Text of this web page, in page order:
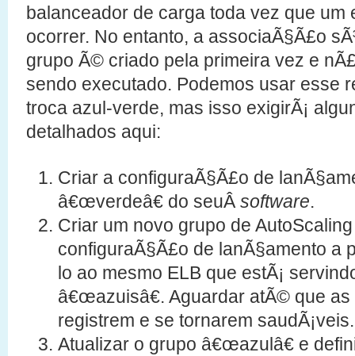
balanceador de carga toda vez que um
ocorrer. No entanto, a associaÃ§Ã£o
grupo Ã© criado pela primeira vez e
sendo executado. Podemos usar esse
troca azul-verde, mas isso exigirÃ¡
detalhados aqui:
Criar a configuraÃ§Ã£o de
â€œverdeâ€ do seuÂ software.
Criar um novo grupo de
configuraÃ§Ã£o de lanÃ§amento a
lo ao mesmo ELB que estÃ¡
â€œazuisâ€. Aguardar atÃ© que
registrem e se tornarem saudÃ¡veis.
Atualizar o grupo â€œazulâ€ e